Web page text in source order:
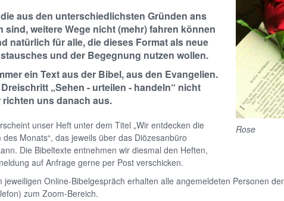
Rose
aus den unterschiedlichsten Gründen ans
sind, weitere Wege nicht (mehr) fahren können
natürlich für alle, die dieses Format als neue
und der Begegnung nutzen wollen.
ein Text aus der Bibel, aus den Evangelien.
„Sehen - urteilen - handeln“ nicht
uns danach aus.
unser Heft unter dem Titel „Wir entdecken die
des Monats“, das jeweils über das Diözesanbüro
Die Bibeltexte entnehmen wir diesmal den Heften,
auf Anfrage gerne per Post verschicken.
jeweiligen Online-Bibelgespräch erhalten alle angemeldeten Personen
zum Zoom-Bereich.